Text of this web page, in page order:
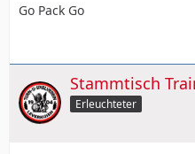
Go Pack Go
Stammtisch
Erleuchteter